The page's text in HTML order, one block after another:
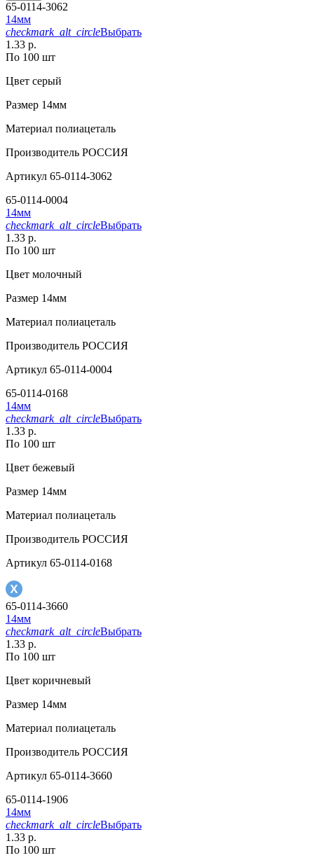
65-0114-3062
14мм
checkmark_alt_circleВыбрать
1.33 р.
По 100 шт
Цвет серый
Размер 14мм
Материал полиацеталь
Производитель РОССИЯ
Артикул 65-0114-3062
65-0114-0004
14мм
checkmark_alt_circleВыбрать
1.33 р.
По 100 шт
Цвет молочный
Размер 14мм
Материал полиацеталь
Производитель РОССИЯ
Артикул 65-0114-0004
65-0114-0168
14мм
checkmark_alt_circleВыбрать
1.33 р.
По 100 шт
Цвет бежевый
Размер 14мм
Материал полиацеталь
Производитель РОССИЯ
Артикул 65-0114-0168
65-0114-3660
14мм
checkmark_alt_circleВыбрать
1.33 р.
По 100 шт
Цвет коричневый
Размер 14мм
Материал полиацеталь
Производитель РОССИЯ
Артикул 65-0114-3660
65-0114-1906
14мм
checkmark_alt_circleВыбрать
1.33 р.
По 100 шт